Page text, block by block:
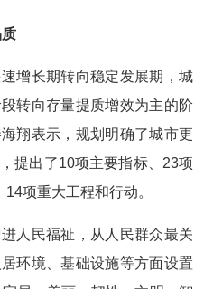
增长期转向稳定发展期，城
转向存量提质增效为主的阶
翔表示，规划明确了城市更
提出了10项主要指标、23项
项重大工程和行动。
人民福祉，从人民群众最关
环境、基础设施等方面设置